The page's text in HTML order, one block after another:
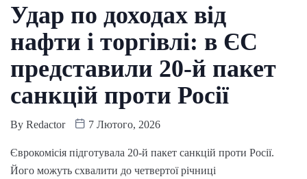
Удар по доходах від
нафти і торгівлі: в ЄС
представили 20-й пакет
санкцій проти Росії
By Redactor 7 Лютого, 2026
Єврокомісія підготувала 20-й пакет санкцій проти Росії.
Його можуть схвалити до четвертої річниці